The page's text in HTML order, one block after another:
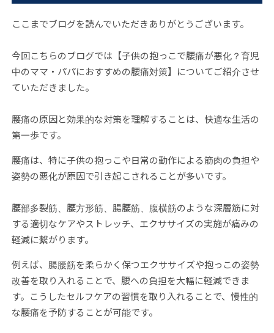
ここまでブログを読んでいただきありがとうございます。
今回こちらのブログでは【子供の抱っこで腰痛が悪化？育児
中のママ・パパにおすすめの腰痛対策】についてご紹介させ
ていただきました。
腰痛の原因と効果的な対策を理解することは、快適な生活の
第一歩です。
腰痛は、特に子供の抱っこや日常の動作による筋肉の負担や
姿勢の悪化が原因で引き起こされることが多いです。
腰部多裂筋、腰方形筋、腸腰筋、腹横筋のような深層筋に対
する適切なケアやストレッチ、エクササイズの実施が痛みの
軽減に繋がります。
例えば、腸腰筋を柔らかく保つエクササイズや抱っこの姿勢
改善を取り入れることで、腰への負担を大幅に軽減できま
す。こうしたセルフケアの習慣を取り入れることで、慢性的
な腰痛を予防することが可能です。